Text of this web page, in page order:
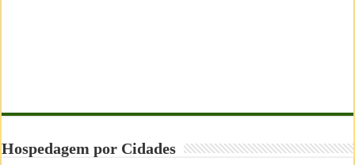
Hospedagem por Cidades